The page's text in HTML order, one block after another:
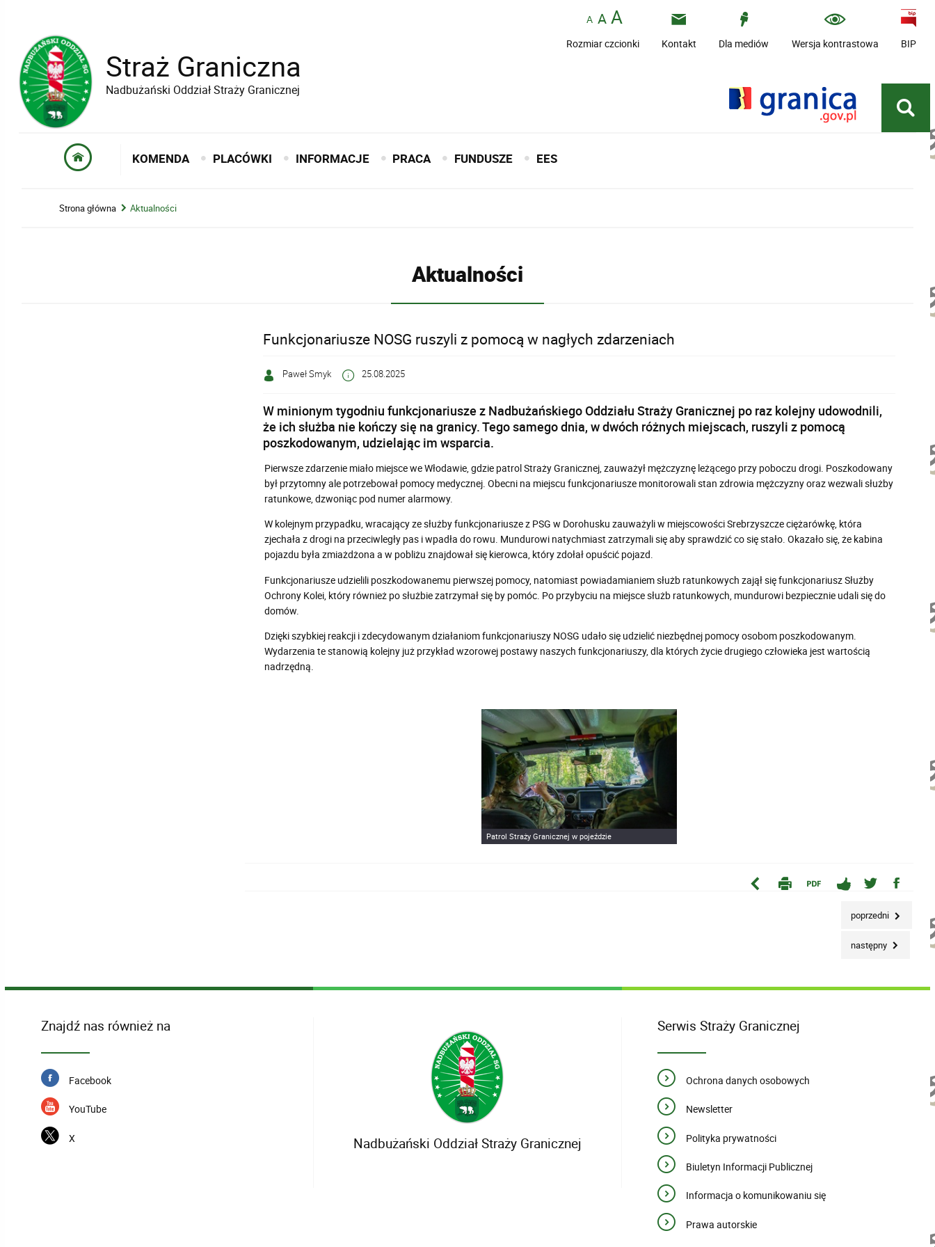
Straż Graniczna
Nadbużański Oddział Straży Granicznej
Rozmiar czcionki Kontakt Dla mediów Wersja kontrastowa BIP
KOMENDA PLACÓWKI INFORMACJE PRACA FUNDUSZE EES
Strona główna Aktualności
Aktualności
Funkcjonariusze NOSG ruszyli z pomocą w nagłych zdarzeniach
Paweł Smyk 25.08.2025
W minionym tygodniu funkcjonariusze z Nadbużańskiego Oddziału Straży Granicznej po raz kolejny udowodnili,
że ich służba nie kończy się na granicy. Tego samego dnia, w dwóch różnych miejscach, ruszyli z pomocą
poszkodowanym, udzielając im wsparcia.
Pierwsze zdarzenie miało miejsce we Włodawie, gdzie patrol Straży Granicznej, zauważył mężczyznę leżącego przy poboczu drogi. Poszkodowany
był przytomny ale potrzebował pomocy medycznej. Obecni na miejscu funkcjonariusze monitorowali stan zdrowia mężczyzny oraz wezwali służby
ratunkowe, dzwoniąc pod numer alarmowy.
W kolejnym przypadku, wracający ze służby funkcjonariusze z PSG w Dorohusku zauważyli w miejscowości Srebrzyszcze ciężarówkę, która
zjechała z drogi na przeciwległy pas i wpadła do rowu. Mundurowi natychmiast zatrzymali się aby sprawdzić co się stało. Okazało się, że kabina
pojazdu była zmiażdżona a w pobliżu znajdował się kierowca, który zdołał opuścić pojazd.
Funkcjonariusze udzielili poszkodowanemu pierwszej pomocy, natomiast powiadamianiem służb ratunkowych zajął się funkcjonariusz Służby
Ochrony Kolei, który również po służbie zatrzymał się by pomóc. Po przybyciu na miejsce służb ratunkowych, mundurowi bezpiecznie udali się do
domów.
Dzięki szybkiej reakcji i zdecydowanym działaniom funkcjonariuszy NOSG udało się udzielić niezbędnej pomocy osobom poszkodowanym.
Wydarzenia te stanowią kolejny już przykład wzorowej postawy naszych funkcjonariuszy, dla których życie drugiego człowieka jest wartością
nadrzędną.
Patrol Straży Granicznej w pojeździe
poprzedni
następny
Znajdź nas również na
Facebook
YouTube
X Nadbużański Oddział Straży Granicznej
Serwis Straży Granicznej
Ochrona danych osobowych
Newsletter
Polityka prywatności
Biuletyn Informacji Publicznej
Informacja o komunikowaniu się
Prawa autorskie